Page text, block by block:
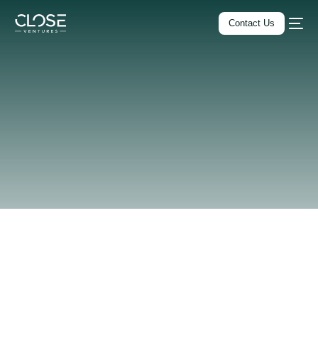
Contact Us